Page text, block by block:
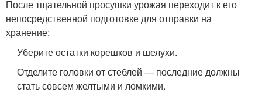
После тщательной просушки урожая переходит к его
непосредственной подготовке для отправки на
хранение:
Уберите остатки корешков и шелухи.
Отделите головки от стеблей — последние должны
стать совсем желтыми и ломкими.